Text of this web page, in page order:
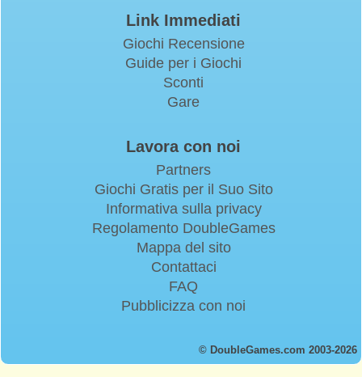
Link Immediati
Giochi Recensione
Guide per i Giochi
Sconti
Gare
Lavora con noi
Partners
Giochi Gratis per il Suo Sito
Informativa sulla privacy
Regolamento DoubleGames
Mappa del sito
Contattaci
FAQ
Pubblicizza con noi
© DoubleGames.com 2003-2026